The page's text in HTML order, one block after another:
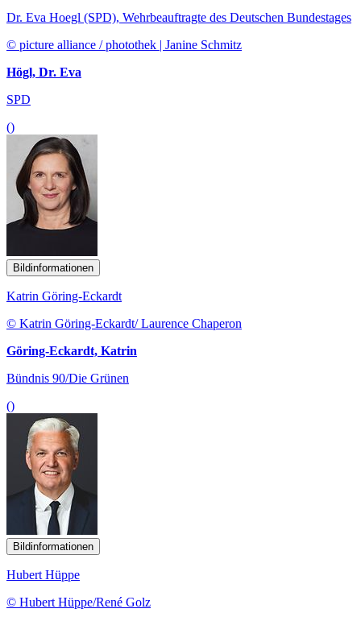
Dr. Eva Hoegl (SPD), Wehrbeauftragte des Deutschen Bundestages
© picture alliance / photothek | Janine Schmitz
Högl, Dr. Eva
SPD
()
Bildinformationen
Katrin Göring-Eckardt
© Katrin Göring-Eckardt/ Laurence Chaperon
Göring-Eckardt, Katrin
Bündnis 90/Die Grünen
()
Bildinformationen
Hubert Hüppe
© Hubert Hüppe/René Golz